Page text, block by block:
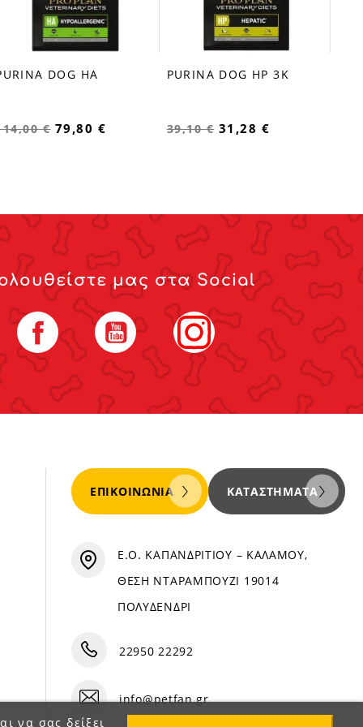
favorite_border DOG HA
€ 79,80 €
favorite_border
PURINA DOG HP 3K
39,10 € 31,28 €
μας στα Social
Facebook YouTube Instagram
να σας δείξει
ΕΠΙΚΟΙΝΩΝΊΑ ΚΑΤΑΣΤΉΜΑΤΑ
Ε.Ο. ΚΑΠΑΝΔΡΙΤΙΟΥ – ΚΑΛΑΜΟΥ,
ΘΕΣΗ ΝΤΑΡΑΜΠΟΥΖΙ 19014
ΠΟΛΥΔΕΝΔΡΙ
22950 22292
info@petfan.gr